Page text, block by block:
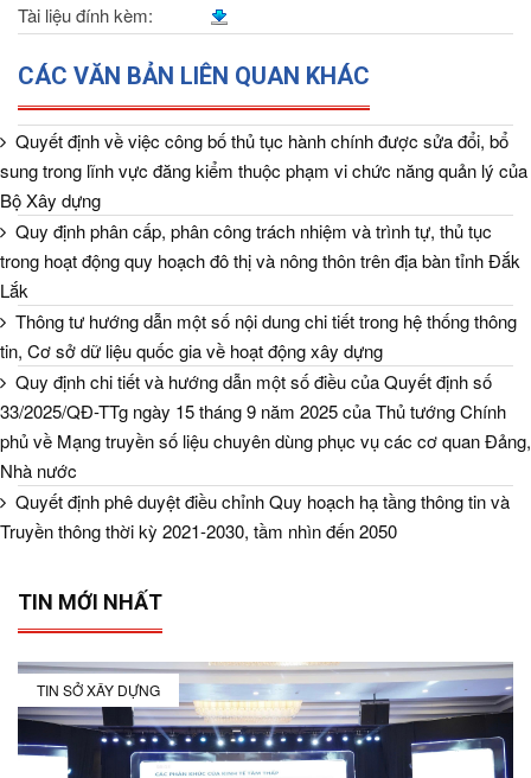
Tài liệu đính kèm:
CÁC VĂN BẢN LIÊN QUAN KHÁC
Quyết định về việc công bố thủ tục hành chính được sửa đổi, bổ
sung trong lĩnh vực đăng kiểm thuộc phạm vi chức năng quản lý của
Bộ Xây dựng
Quy định phân cấp, phân công trách nhiệm và trình tự, thủ tục
trong hoạt động quy hoạch đô thị và nông thôn trên địa bàn tỉnh Đắk
Lắk
Thông tư hướng dẫn một số nội dung chi tiết trong hệ thống thông
tin, Cơ sở dữ liệu quốc gia về hoạt động xây dựng
Quy định chi tiết và hướng dẫn một số điều của Quyết định số
33/2025/QĐ-TTg ngày 15 tháng 9 năm 2025 của Thủ tướng Chính
phủ về Mạng truyền số liệu chuyên dùng phục vụ các cơ quan Đảng,
Nhà nước
Quyết định phê duyệt điều chỉnh Quy hoạch hạ tầng thông tin và
Truyền thông thời kỳ 2021-2030, tầm nhìn đến 2050
TIN MỚI NHẤT
TIN SỞ XÂY DỰNG